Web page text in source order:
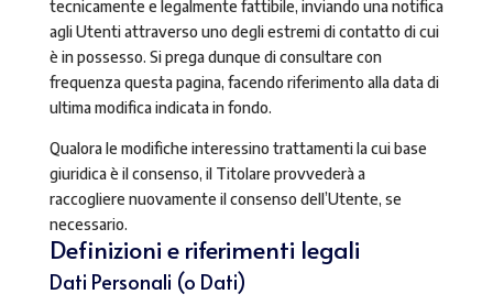
tecnicamente e legalmente fattibile, inviando una notifica
agli Utenti attraverso uno degli estremi di contatto di cui
è in possesso. Si prega dunque di consultare con
frequenza questa pagina, facendo riferimento alla data di
ultima modifica indicata in fondo.
Qualora le modifiche interessino trattamenti la cui base
giuridica è il consenso, il Titolare provvederà a
raccogliere nuovamente il consenso dell’Utente, se
necessario.
Definizioni e riferimenti legali
Dati Personali (o Dati)